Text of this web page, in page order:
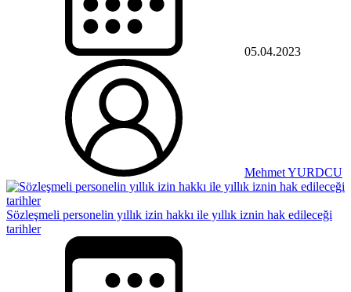
05.04.2023
Mehmet YURDCU
Sözleşmeli personelin yıllık izin hakkı ile yıllık iznin hak edileceği
tarihler